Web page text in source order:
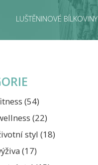
LUŠTĚNINOVÉ BÍLKOVINY
(54)
(22)
styl (18)
(17)